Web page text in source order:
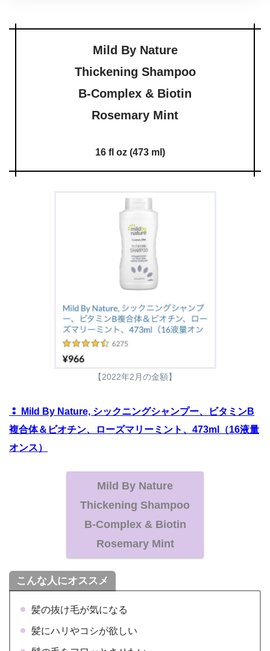
Mild By Nature
Thickening Shampoo
B-Complex & Biotin
Rosemary Mint
16 fl oz (473 ml)
【2022年2月の金額】
⁑ Mild By Nature, シックニングシャンプー、ビタミンB
複合体＆ビオチン、ローズマリーミント、473ml（16液量
オンス）
Mild By Nature
Thickening Shampoo
B-Complex & Biotin
Rosemary Mint
こんな人にオススメ
髪の抜け毛が気になる
髪にハリやコシが欲しい